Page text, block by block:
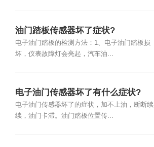
油门踏板传感器坏了症状?
电子油门踏板的检测方法：1、电子油门踏板损
坏，仪表故障灯会亮起，汽车油...
电子油门传感器坏了有什么症状?
电子油门传感器坏了的症状，加不上油，断断续
续，油门卡滞。油门踏板位置传...